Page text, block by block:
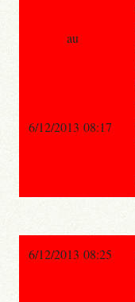
au
6/12/2013 08:17
6/12/2013 08:25